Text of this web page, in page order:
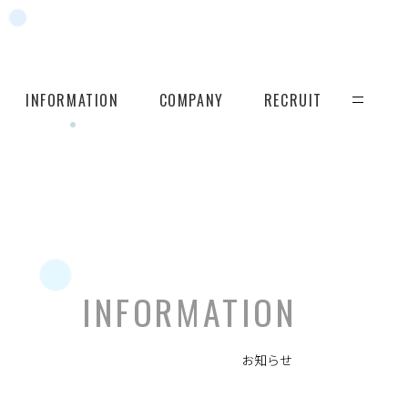
INFORMATION COMPANY RECRUIT
INFORMATION
お知らせ